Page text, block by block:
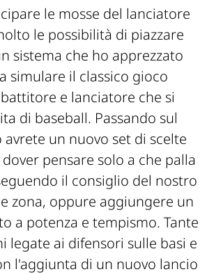
le mosse del lanciatore
le possibilità di piazzare
sistema che ho apprezzato
simulare il classico gioco
e lanciatore che si
di baseball. Passando sul
un nuovo set di scelte
pensare solo a che palla
il consiglio del nostro
zona, oppure aggiungere un
a potenza e tempismo. Tante
legate ai difensori sulle basi e
l'aggiunta di un nuovo lancio